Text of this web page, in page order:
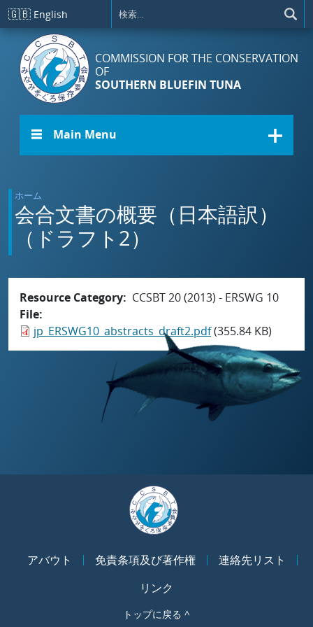
メインコンテンツに移動
🇬🇧 English
COMMISSION FOR THE CONSERVATION
OF
SOUTHERN BLUEFIN TUNA
☰ Main Menu
ホーム
会合文書の概要（日本語訳）
（ドラフト2）
Resource Category
CCSBT 20 (2013) - ERSWG 10
File
jp_ERSWG10_abstracts_draft2.pdf(355.84 KB)
アバウト 免責条項及び著作権
連絡先リスト
リンク
トップに戻る ^